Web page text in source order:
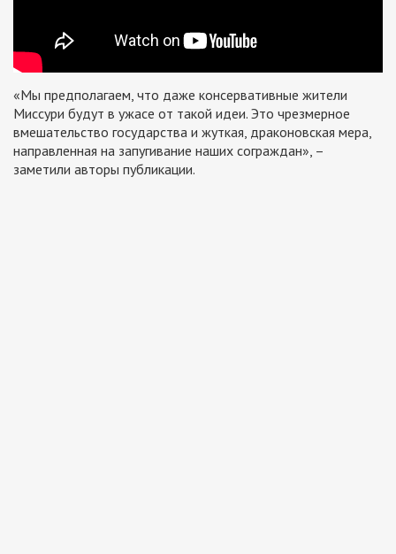
«Мы предполагаем, что даже консервативные жители
Миссури будут в ужасе от такой идеи. Это чрезмерное
вмешательство государства и жуткая, драконовская мера,
направленная на запугивание наших сограждан», –
заметили авторы публикации.